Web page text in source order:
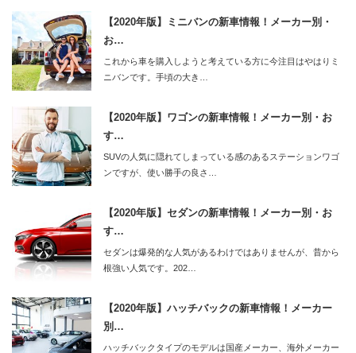
【2020年版】ミニバンの新車情報！メーカー別・
お…
これから車を購入しようと考えている方に今注目はやはりミ
ニバンです。手頃の大き…
【2020年版】ワゴンの新車情報！メーカー別・お
す…
SUVの人気に隠れてしまっている感のあるステーションワゴ
ンですが、使い勝手の良さ…
【2020年版】セダンの新車情報！メーカー別・お
す…
セダンは爆発的な人気があるわけではありませんが、昔から
根強い人気です。202…
【2020年版】ハッチバックの新車情報！メーカー
別…
ハッチバックタイプのモデルは国産メーカー、海外メーカー